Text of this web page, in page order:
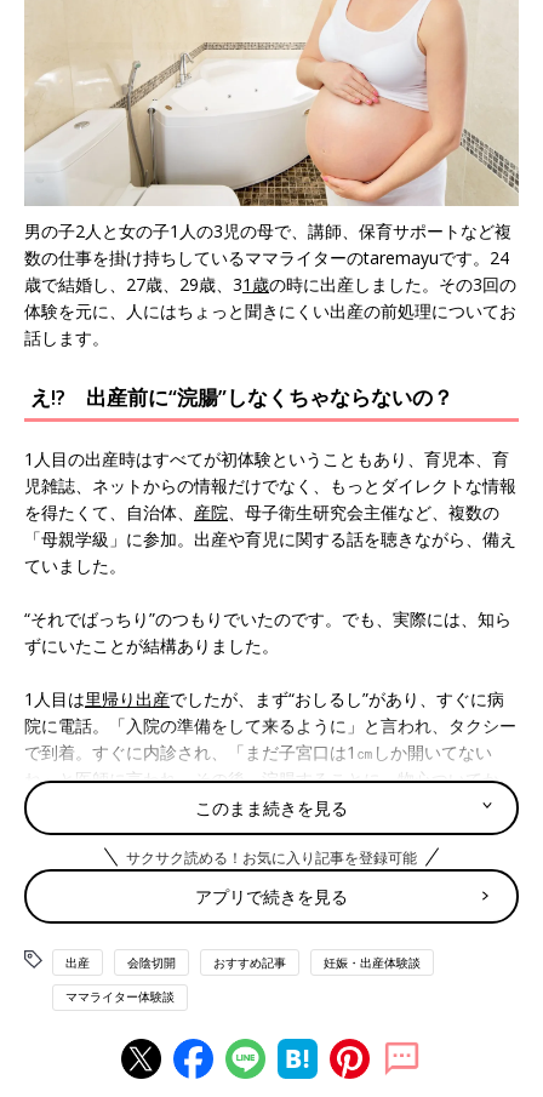
男の子2人と女の子1人の3児の母で、講師、保育サポートなど複
数の仕事を掛け持ちしているママライターのtaremayuです。24
歳で結婚し、27歳、29歳、31歳の時に出産しました。その3回の
体験を元に、人にはちょっと聞きにくい出産の前処理についてお
話します。
え!? 出産前に“浣腸”しなくちゃならないの？
1人目の出産時はすべてが初体験ということもあり、育児本、育
児雑誌、ネットからの情報だけでなく、もっとダイレクトな情報
を得たくて、自治体、 産院 、母子衛生研究会主催など、複数の
「母親学級」に参加。出産や育児に関する話を聴きながら、備え
ていました。
“それでばっちり”のつもりでいたのです。でも、実際には、知ら
ずにいたことが結構ありました。
1人目は里帰り出産でしたが、まず“おしるし”があり、すぐに病
院に電話。「入院の準備をして来るように」と言われ、タクシー
で到着。すぐに内診され、「まだ子宮口は1㎝しか開いてない
ね」と医師に言われ、その後、浣腸することに。物心ついてか
ら、浣腸という経験がなかっただけに、これには戸惑いました。
浣腸ですっきり、刺激でお産の進行も早められるっ
その疑問には、看護師さんが答えてくれました。「お産でいきん
だ時、腸に溜まっているうんちが出ちゃうことがあるのよ。だか
ら出しておくの」。
「なるほど、出産前にそんな処置が必要だったのね」と納得しつ
このまま続きを見る
サクサク読める！お気に入り記事を登録可能
アプリで続きを見る
出産 会陰切開 おすすめ記事 妊娠・出産体験談
ママライター体験談